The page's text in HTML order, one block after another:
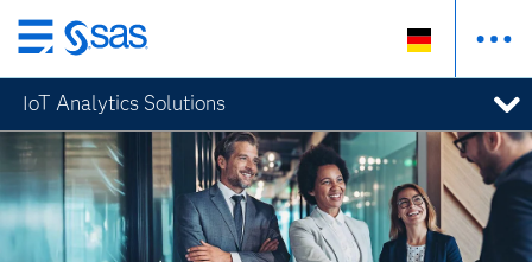
Zurück
zum
Hauptinhalt
IoT Analytics Solutions